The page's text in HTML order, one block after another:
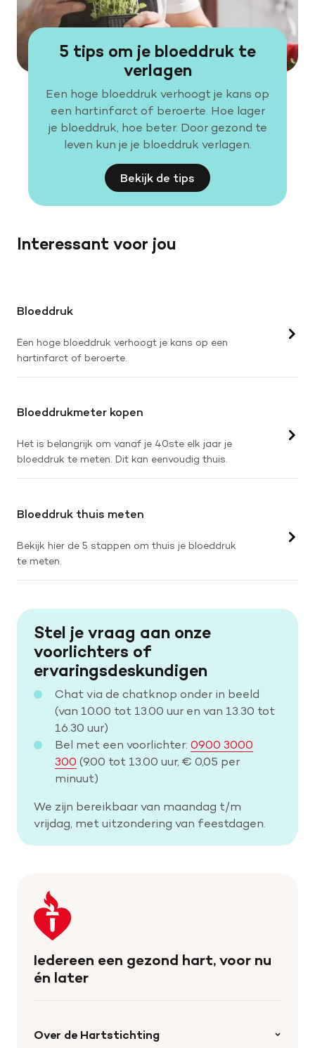
5 tips om je bloeddruk te
verlagen
Een hoge bloeddruk verhoogt je kans op
een hartinfarct of beroerte. Hoe lager
je bloeddruk, hoe beter. Door gezond te
leven kun je je bloeddruk verlagen.
Bekijk de tips
Interessant voor jou
Bloeddruk
Een hoge bloeddruk verhoogt je kans op een
hartinfarct of beroerte.
Bloeddrukmeter kopen
Het is belangrijk om vanaf je 40ste elk jaar je
bloeddruk te meten. Dit kan eenvoudig thuis.
Bloeddruk thuis meten
Bekijk hier de 5 stappen om thuis je bloeddruk
te meten.
Stel je vraag aan onze
voorlichters of
ervaringsdeskundigen
Chat via de chatknop onder in beeld
(van 10.00 tot 13.00 uur en van 13.30 tot
16.30 uur)
Bel met een voorlichter: 0900 3000
300 (9.00 tot 13.00 uur, € 0,05 per
minuut)
We zijn bereikbaar van maandag t/m
vrijdag, met uitzondering van feestdagen.
Keer
terug
naar
homepage
Iedereen een gezond hart, voor nu
én later
Over de Hartstichting